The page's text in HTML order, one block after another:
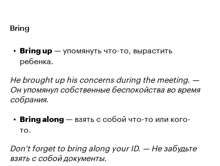
Bring
Bring up — упомянуть что-то, вырастить
ребенка.
He brought up his concerns during the meeting. —
Он упомянул собственные беспокойства во время
собрания.
Bring along — взять с собой что-то или кого-
то.
Don't forget to bring along your ID. — Не забудьте
взять с собой документы.